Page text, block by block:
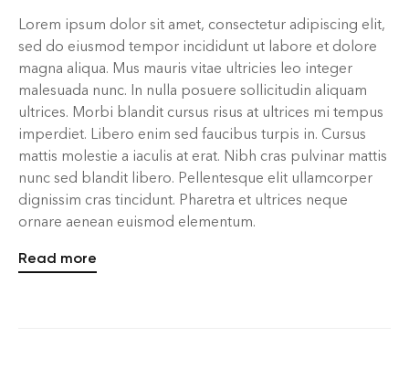
Lorem ipsum dolor sit amet, consectetur adipiscing elit,
sed do eiusmod tempor incididunt ut labore et dolore
magna aliqua. Mus mauris vitae ultricies leo integer
malesuada nunc. In nulla posuere sollicitudin aliquam
ultrices. Morbi blandit cursus risus at ultrices mi tempus
imperdiet. Libero enim sed faucibus turpis in. Cursus
mattis molestie a iaculis at erat. Nibh cras pulvinar mattis
nunc sed blandit libero. Pellentesque elit ullamcorper
dignissim cras tincidunt. Pharetra et ultrices neque
ornare aenean euismod elementum.
Read more